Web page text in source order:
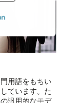
用語をもちい
ています。た
汎用的なモデ